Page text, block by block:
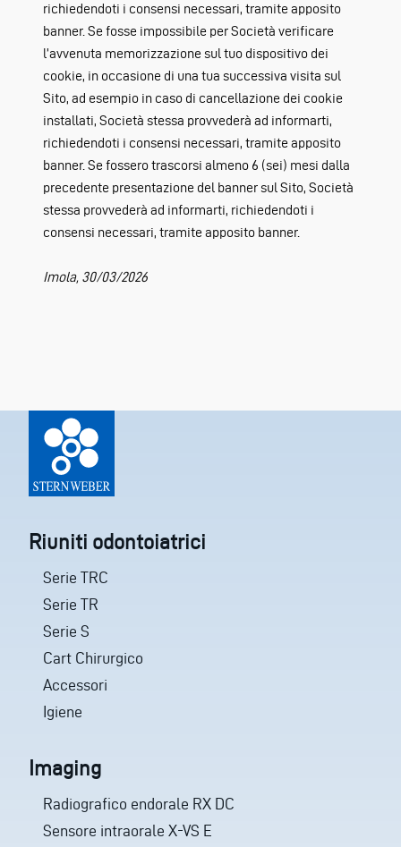
richiedendoti i consensi necessari, tramite apposito
banner. Se fosse impossibile per Società verificare
l’avvenuta memorizzazione sul tuo dispositivo dei
cookie, in occasione di una tua successiva visita sul
Sito, ad esempio in caso di cancellazione dei cookie
installati, Società stessa provvederà ad informarti,
richiedendoti i consensi necessari, tramite apposito
banner. Se fossero trascorsi almeno 6 (sei) mesi dalla
precedente presentazione del banner sul Sito, Società
stessa provvederà ad informarti, richiedendoti i
consensi necessari, tramite apposito banner.
Imola, 30/03/2026
Riuniti odontoiatrici
Serie TRC
Serie TR
Serie S
Cart Chirurgico
Accessori
Igiene
Imaging
Radiografico endorale RX DC
Sensore intraorale X-VS E